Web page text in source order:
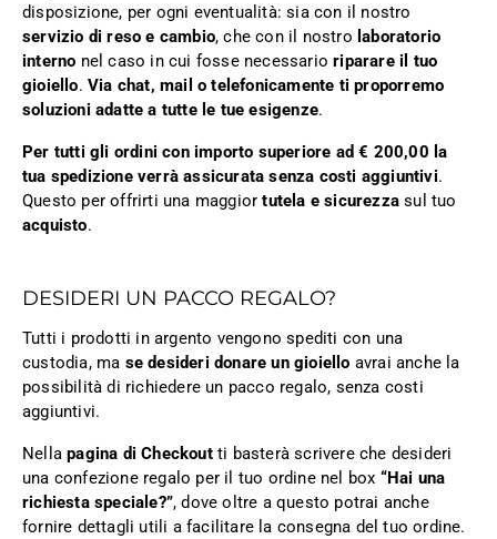
disposizione, per ogni eventualità: sia con il nostro
servizio di reso e cambio, che con il nostro laboratorio
interno nel caso in cui fosse necessarioriparare il tuo
gioiello.Via chat, mail o telefonicamente ti proporremo
soluzioni adatte a tutte le tue esigenze.
Per tutti gli ordini con importo superiore ad € 200,00 la
tua spedizione verrà assicurata senza costi aggiuntivi.
Questo per offrirti una maggiortutela e sicurezza sul tuo
acquisto.
DESIDERI UN PACCO REGALO?
Tutti i prodotti in argento vengono spediti con una
custodia, ma se desideri donare un gioiello avrai anche la
possibilità di richiedere un pacco regalo, senza costi
aggiuntivi.
Nellapagina di Checkoutti basterà scrivere che desideri
una confezione regalo per il tuo ordine nel box “Hai una
richiesta speciale?”, dove oltre a questo potrai anche
fornire dettagli utili a facilitare la consegna del tuo ordine.